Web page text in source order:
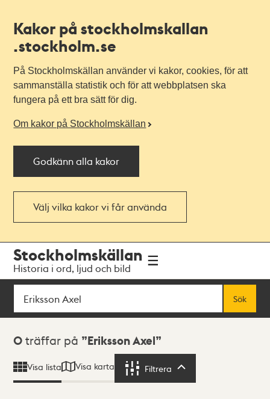
Kakor på stockholmskallan
.stockholm.se
På Stockholmskällan använder vi kakor, cookies, för att
sammanställa statistik och för att webbplatsen ska
fungera på ett bra sätt för dig.
Om kakor på Stockholmskällan
Godkänn alla kakor
Välj vilka kakor vi får använda
navigationen
huvudinnehållet
Stockholmskällan
Historia i ord, ljud och bild
Sök
Sök
Sökresultat
0 träffar på Eriksson Axel
Visa lista Visa karta Filtrera